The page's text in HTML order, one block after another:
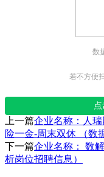
数
若不方便
上一篇企业名称：人
险一金-周末双休 （数
下一篇企业名称： 数
析岗位招聘信息）